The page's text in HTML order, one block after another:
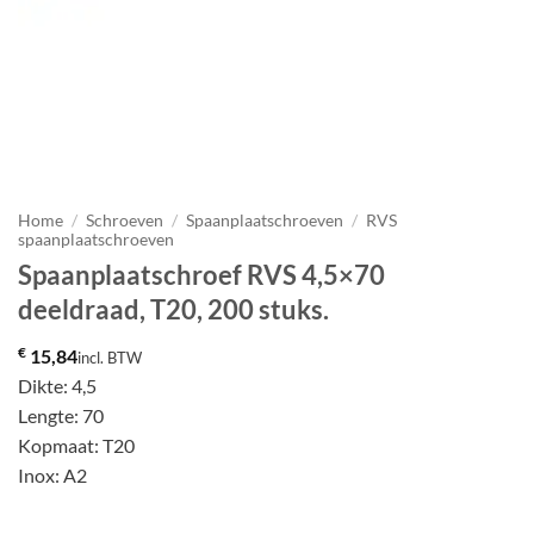
Home / Schroeven / Spaanplaatschroeven / RVS
spaanplaatschroeven
Spaanplaatschroef RVS 4,5×70
deeldraad, T20, 200 stuks.
€ 15,84incl. BTW
Dikte: 4,5
Lengte: 70
Kopmaat: T20
Inox: A2